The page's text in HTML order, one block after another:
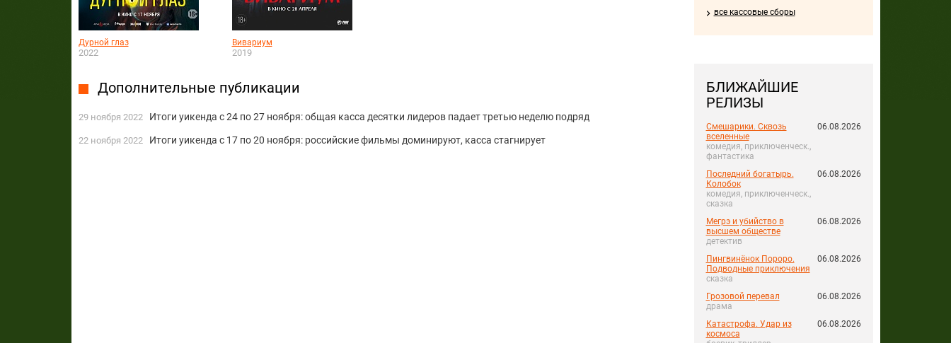
все кассовые сборы
БЛИЖАЙШИЕ
РЕЛИЗЫ
Смешарики. Сквозь
вселенные
комедия, приключенческ.,
фантастика
06.08.2026
Последний богатырь.
Колобок
комедия, приключенческ.,
сказка
06.08.2026
Мегрэ и убийство в
высшем обществе
детектив
06.08.2026
Пингвинёнок Пороро.
Подводные приключения
сказка
06.08.2026
Грозовой перевал
драма
06.08.2026
Катастрофа. Удар из
космоса
06.08.2026
Дурной глаз
2022
Вивариум
2019
Дополнительные публикации
29 ноября 2022 Итоги уикенда с 24 по 27 ноября: общая касса десятки лидеров падает третью неделю подряд
22 ноября 2022 Итоги уикенда с 17 по 20 ноября: российские фильмы доминируют, касса стагнирует